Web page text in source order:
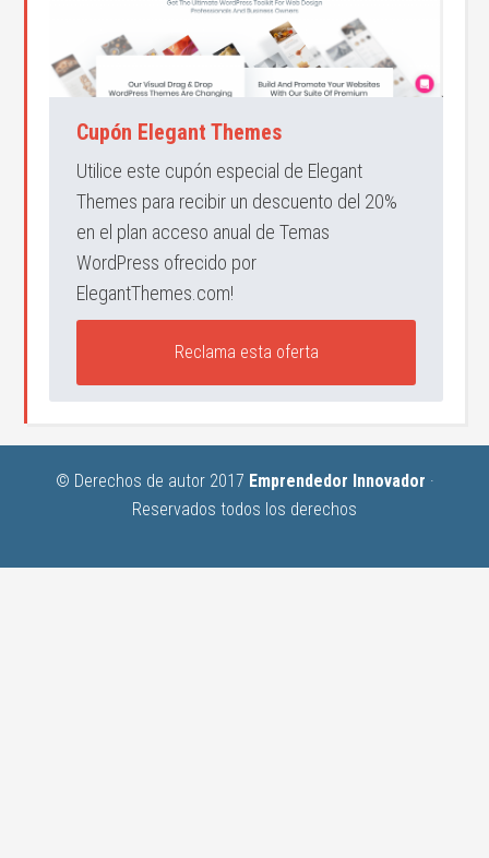
Cupón Elegant Themes
Utilice este cupón especial de Elegant
Themes para recibir un descuento del 20%
en el plan acceso anual de Temas
WordPress ofrecido por
ElegantThemes.com!
Reclama esta oferta
© Derechos de autor 2017 Emprendedor Innovador ·
Reservados todos los derechos